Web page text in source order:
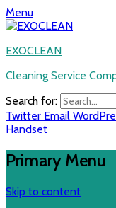
Menu
EXOCLEAN
Cleaning Service
Search for:
Twitter Email
Handset
Primary Menu
Skip to content